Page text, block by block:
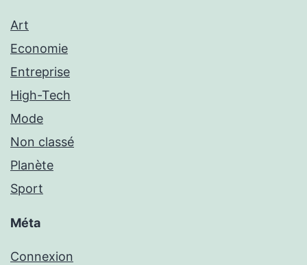
Art
Economie
Entreprise
High-Tech
Mode
Non classé
Planète
Sport
Méta
Connexion